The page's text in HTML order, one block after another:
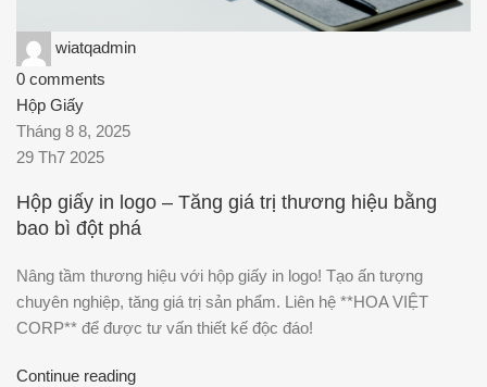
wiatqadmin
0 comments
Hộp Giấy
Tháng 8 8, 2025
29 Th7 2025
Hộp giấy in logo – Tăng giá trị thương hiệu bằng
bao bì đột phá
Nâng tầm thương hiệu với hộp giấy in logo! Tạo ấn tượng
chuyên nghiệp, tăng giá trị sản phẩm. Liên hệ **HOA VIỆT
CORP** để được tư vấn thiết kế độc đáo!
Continue reading